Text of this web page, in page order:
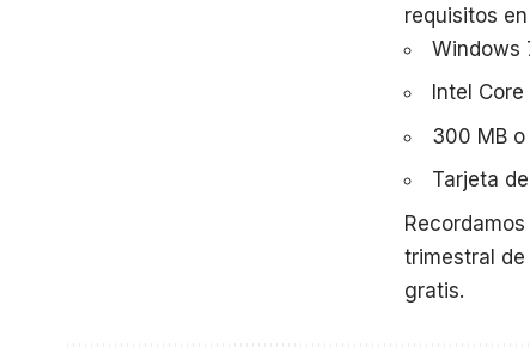
requisitos en
Windows
Intel
300 MB o
Tarjeta
trimestral
gratis.